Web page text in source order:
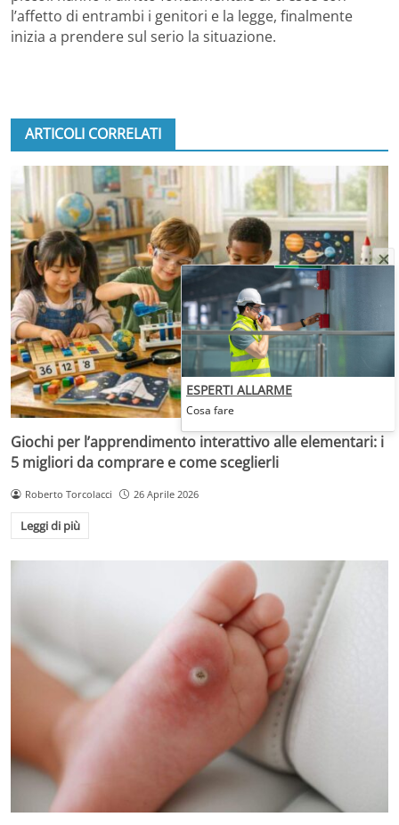
l’affetto di entrambi i genitori e la legge, finalmente
inizia a prendere sul serio la situazione.
ARTICOLI CORRELATI
Giochi per l’apprendimento interattivo alle elementari: i
5 migliori da comprare e come sceglierli
Roberto Torcolacci 26 Aprile 2026
Leggi di più
ESPERTI ALLARME
Cosa fare